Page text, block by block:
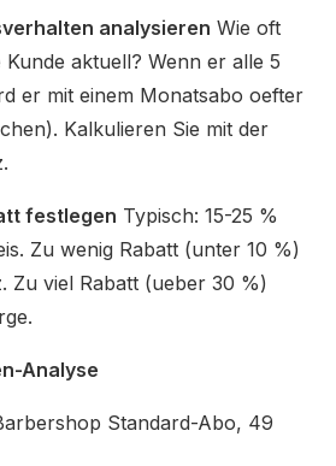
analysieren Wie oft
aktuell? Wenn er alle 5
er mit einem Monatsabo oefter
Kalkulieren Sie mit der
festlegen Typisch: 15-25 %
Zu wenig Rabatt (unter 10 %)
Zu viel Rabatt (ueber 30 %)
Analyse
Standard-Abo, 49